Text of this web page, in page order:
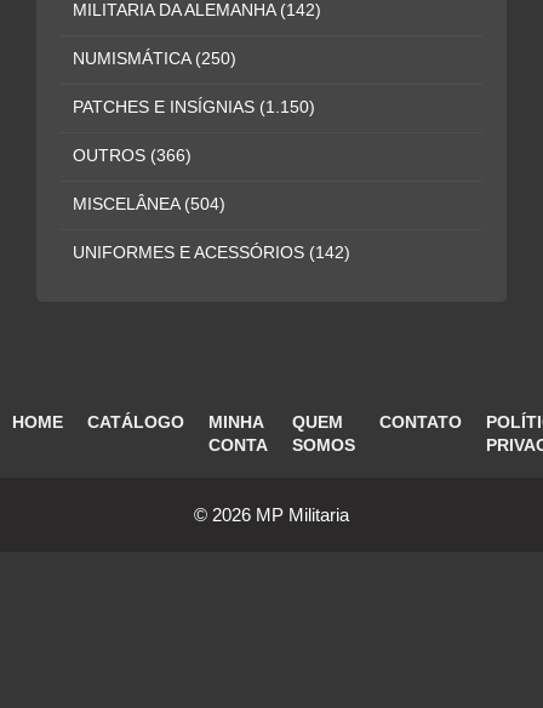
MILITARIA DA ALEMANHA (142)
NUMISMÁTICA (250)
PATCHES E INSÍGNIAS (1.150)
OUTROS (366)
MISCELÂNEA (504)
UNIFORMES E ACESSÓRIOS (142)
HOME CATÁLOGO
MINHA
CONTA
QUEM
SOMOS
CONTATO
© 2026 MP Militaria